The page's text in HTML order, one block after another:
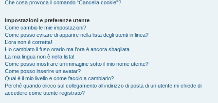
Che cosa provoca il comando “Cancella cookie”?
Impostazioni e preferenze utente
Come cambio le mie impostazioni?
Come posso evitare di apparire nella lista degli utenti in linea?
L’ora non è corretta!
Ho cambiato il fuso orario ma l’ora è ancora sbagliata
La mia lingua non è nella lista!
Come posso mostrare un’immagine sotto il mio nome utente?
Come posso inserire un avatar?
Qual è il mio livello e come faccio a cambiarlo?
Perché quando clicco sul collegamento all’indirizzo di posta di un utente mi chiede di
accedere come utente registrato?